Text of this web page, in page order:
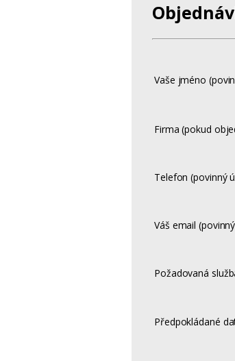
Vaše jméno
Firma (pokud
Telefon (povinný
Váš email
Požadovaná
Předpokládané